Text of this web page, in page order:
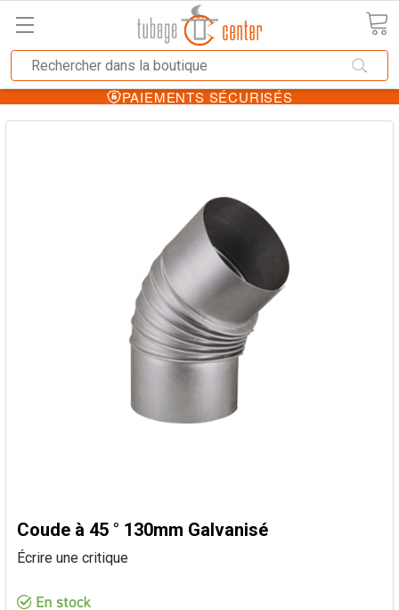
PAIEMENTS SÉCURISÉS
Coude à 45 ° 130mm Galvanisé
Écrire une critique